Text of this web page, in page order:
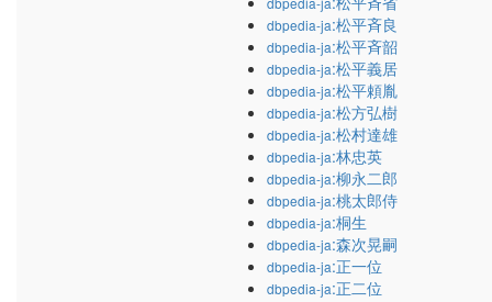
dbpedia-ja:松平斉良
dbpedia-ja:松平斉韶
dbpedia-ja:松平義居
dbpedia-ja:松平頼胤
dbpedia-ja:松方弘樹
dbpedia-ja:松村達雄
dbpedia-ja:林忠英
dbpedia-ja:柳永二郎
dbpedia-ja:桃太郎侍
dbpedia-ja:桐生
dbpedia-ja:森次晃嗣
dbpedia-ja:正一位
dbpedia-ja:正二位